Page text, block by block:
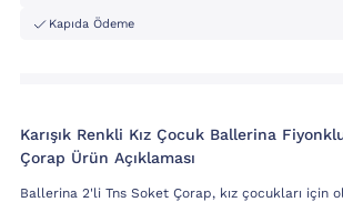
Kapıda Ödeme
Karışık Renkli Kız Çocuk Ballerina
Çorap Ürün Açıklaması
Ballerina 2'li Tns Soket Çorap, kız çocukları için